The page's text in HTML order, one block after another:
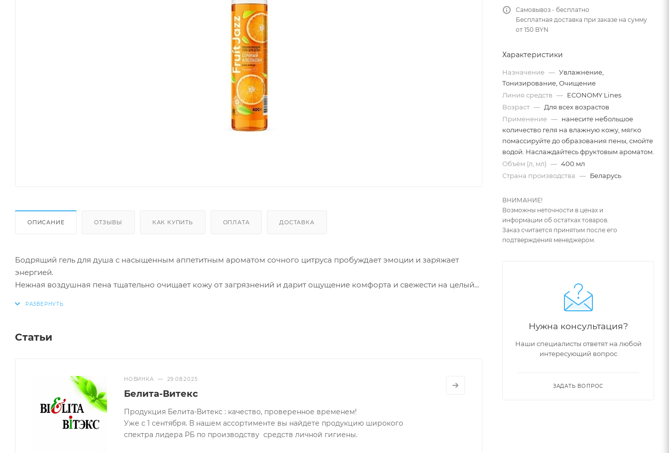
ОПИСАНИЕ ОТЗЫВЫ КАК КУПИТЬ ОПЛАТА ДОСТАВКА
Бодрящий гель для душа с насыщенным аппетитным ароматом сочного цитруса пробуждает эмоции и заряжает
энергией.
Нежная воздушная пена тщательно очищает кожу от загрязнений и дарит ощущение комфорта и свежести на целый
Статьи
НОВИНКА — 29.08.2025
Белита-Витекс
Продукция Белита-Витекс : качество, проверенное временем!
Уже с 1 сентября. В нашем ассортименте вы найдете продукцию широкого
спектра лидера РБ по производству средств личной гигиены.
Самовывоз - бесплатно
Бесплатная доставка при заказе на сумму
от 150 BYN
Характеристики
Назначение — Увлажнение,
Тонизирование, Очищение
Линия средств — ECONOMY Lines
Возраст — Для всех возрастов
Применение — нанесите небольшое
количество геля на влажную кожу, мягко
помассируйте до образования пены, смойте
водой. Наслаждайтесь фруктовым ароматом.
Объём (л, мл) — 400 мл
Страна производства — Беларусь
ВНИМАНИЕ!
Возможны неточности в ценах и
информации об остатках товаров.
Заказ считается принятым после его
подтверждения менеджером.
Нужна консультация?
Наши специалисты ответят на любой
интересующий вопрос
ЗАДАТЬ ВОПРОС